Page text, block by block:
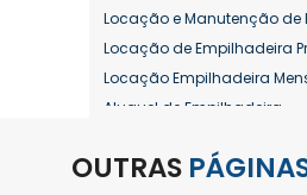
Locação e Manutenção de
Locação de Empilhadeira
Locação Empilhadeira
Aluguel de Empilhadeira
Aluguel de Empilhadeira
OUTRAS